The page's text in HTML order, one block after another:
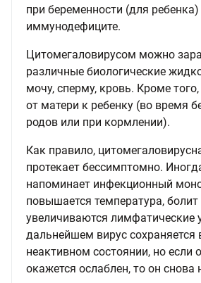
при беременности (для
иммунодефиците.
Цитомегаловирусом можно
различные биологические
мочу, сперму, кровь. Кроме
от матери к ребенку (во время
родов или при кормлении).
Как правило,
протекает бессимптомно.
напоминает инфекционный
повышается температура, болит
увеличиваются лимфатические
дальнейшем вирус сохраняется
неактивном состоянии, но если
окажется ослаблен, то он снова